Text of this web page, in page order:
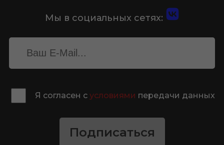
Мы в социальных сетях:
Я согласен с условиями передачи данных
Подписаться